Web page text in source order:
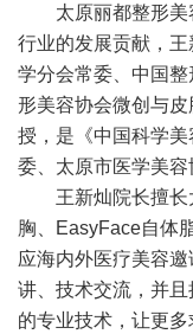
太原丽都整形
行业的发展贡献，
学分会常委、中国
形美容协会微创与
授，是《中国科学
委、太原市医学美容
王新灿院长擅
胸、EasyFace自体
应海内外医疗美容
讲、技术交流，并
的专业技术，让更多